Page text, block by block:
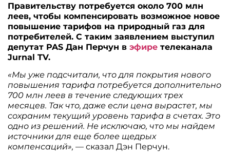
Правительству потребуется около 700 млн
леев, чтобы компенсировать возможное новое
повышение тарифов на природный газ для
потребителей. С таким заявлением выступил
депутат PAS Дан Перчун вэфире телеканала
Jurnal TV.
«Мы уже подсчитали, что для покрытия нового
повышения тарифа потребуется дополнительно
700 млн леев в течение следующих трех
месяцев. Так что, даже если цена вырастет, мы
сохраним текущий уровень тарифа в счетах. Это
одно из решений. Не исключаю, что мы найдем
источники для еще более щедрых
компенсаций»,— сказал Дэн Перчун.